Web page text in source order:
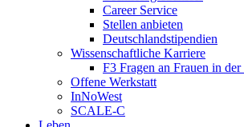
Career Service
Stellen anbieten
Deutschlandstipendien
Wissenschaftliche Karriere
F3 Fragen an Frauen in
Offene Werkstatt
InNoWest
SCALE-C